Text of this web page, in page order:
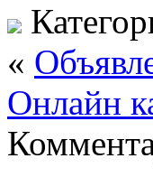
«
Онлайн